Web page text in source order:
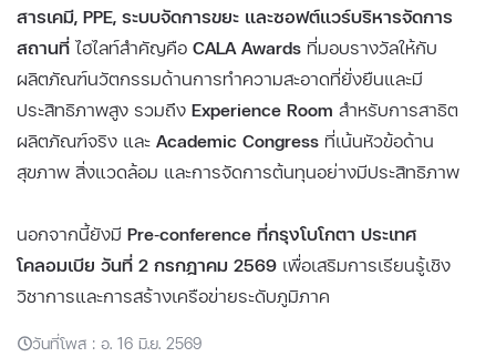
สารเคมี, PPE, ระบบจัดการขยะ และซอฟต์แวร์บริหารจัดการ
สถานที่ไฮไลท์สำคัญคือ CALA Awards ที่มอบรางวัลให้กับ
ผลิตภัณฑ์นวัตกรรมด้านการทำความสะอาดที่ยั่งยืนและมี
ประสิทธิภาพสูง รวมถึง Experience Room สำหรับการสาธิต
ผลิตภัณฑ์จริง และ Academic Congress ที่เน้นหัวข้อด้าน
สุขภาพ สิ่งแวดล้อม และการจัดการต้นทุนอย่างมีประสิทธิภาพ
นอกจากนี้ยังมี Pre‑conference ที่กรุงโบโกตา ประเทศ
โคลอมเบีย วันที่ 2 กรกฎาคม 2569 เพื่อเสริมการเรียนรู้เชิง
วิชาการและการสร้างเครือข่ายระดับภูมิภาค
วันที่โพส : อ. 16 มิ.ย. 2569